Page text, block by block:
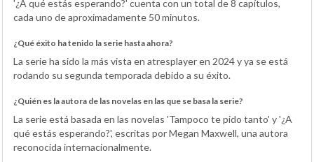
'¿A qué estás esperando?' cuenta con un total de 8 capítulos,
cada uno de aproximadamente 50 minutos.
¿Qué éxito ha tenido la serie hasta ahora?
La serie ha sido la más vista en atresplayer en 2024 y ya se está
rodando su segunda temporada debido a su éxito.
¿Quién es la autora de las novelas en las que se basa la serie?
La serie está basada en las novelas 'Tampoco te pido tanto' y '¿A
qué estás esperando?', escritas por Megan Maxwell, una autora
reconocida internacionalmente.